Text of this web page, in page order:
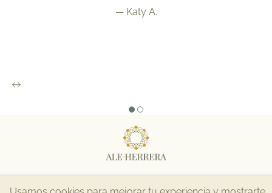
— Katy A.
Todos los derechos reservados ©2026 Alexandra Herrera